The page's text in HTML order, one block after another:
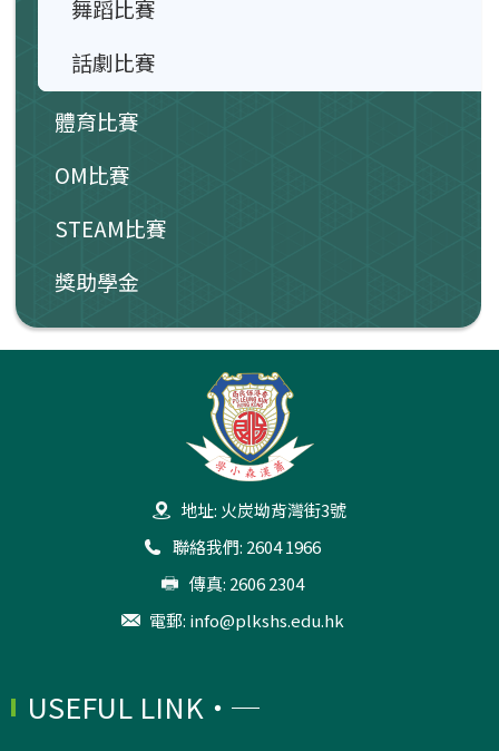
舞蹈比賽
話劇比賽
體育比賽
OM比賽
STEAM比賽
獎助學金
地址: 火炭坳背灣街3號
聯絡我們: 2604 1966
傳真: 2606 2304
電郵: info@plkshs.edu.hk
USEFUL LINK